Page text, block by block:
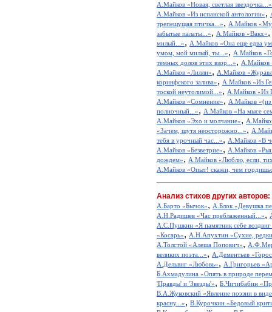
А.Майков «Новая, светлая звездочка...»
А.Майков «Из испанской антологии»,
трепещущая птичка...», А.Майков
забытые палаты...», А.Майков «Вакх»,
милый...», А.Майков «Она еще едва
умом, мой милый, ты...», А.Майков
темных долов этих взор...», А.Майков
А.Майков «Лилли», А.Майков
коринфского залива», А.Майков «Из
тоской неутолимой...», А.Майков «Из
А.Майков «Сомнение», А.Майков
полночный...», А.Майков «На мысе
А.Майков «Эхо и молчание»,
«Зачем, шутя неосторожно...»,
тебя в урочный час...», А.Майков «В
А.Майков «Безветрие», А.Майков
дождем», А.Майков «Люблю, если,
А.Майков «Опыт! скажи, чем
Анализ стихов других авторов:
А.Барто «Бычок», А.Блок «Девушка
А.Н.Радищев «Час преблаженный...»,
А.С.Пушкин «Я памятник себе
«Косарь», А.Н.Апухтин «Сухие,
А.Толстой «Алеша Попович»,
великих поэта...», А.Дементьев
А.Дельвиг «Любовь», А.Григорьев
Б.Ахмадулина «Опять в природе
'Правды' и 'Звезды'», Б.Чичибабин
В.А.Жуковский «Явление поэзии в
красну...», В.Курочкин «Бедовый